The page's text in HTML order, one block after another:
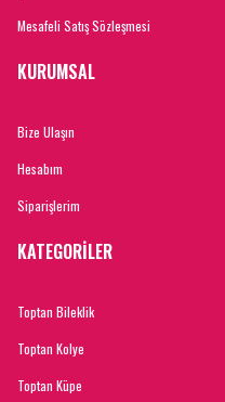
Mesafeli Satış Sözleşmesi
KURUMSAL
Bize Ulaşın
Hesabım
Siparişlerim
KATEGORİLER
Toptan Bileklik
Toptan Kolye
Toptan Küpe